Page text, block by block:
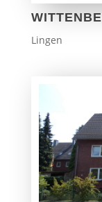
Lingen